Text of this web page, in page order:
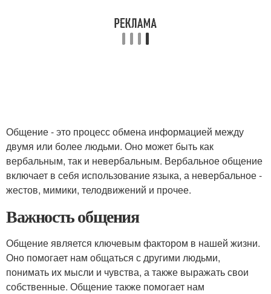
Общение - это процесс обмена информацией между
двумя или более людьми. Оно может быть как
вербальным, так и невербальным. Вербальное общение
включает в себя использование языка, а невербальное -
жестов, мимики, телодвижений и прочее.
Важность общения
Общение является ключевым фактором в нашей жизни.
Оно помогает нам общаться с другими людьми,
понимать их мысли и чувства, а также выражать свои
собственные. Общение также помогает нам